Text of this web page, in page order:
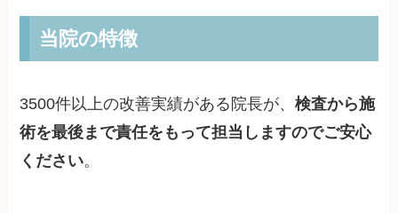
当院の特徴
3500件以上の改善実績がある院長が、検査から施
術を最後まで責任をもって担当しますのでご安心
ください。